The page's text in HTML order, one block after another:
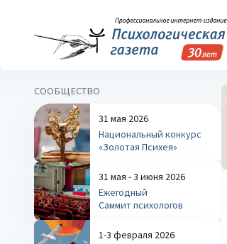
СООБЩЕСТВО
31 мая 2026
Национальный конкурс
«Золотая Психея»
31 мая - 3 июня 2026
Ежегодный
Саммит психологов
1-3 февраля 2026